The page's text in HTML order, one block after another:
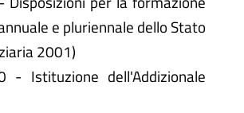
e pluriennale dello Stato
2001)
- Istituzione dell'Addizionale